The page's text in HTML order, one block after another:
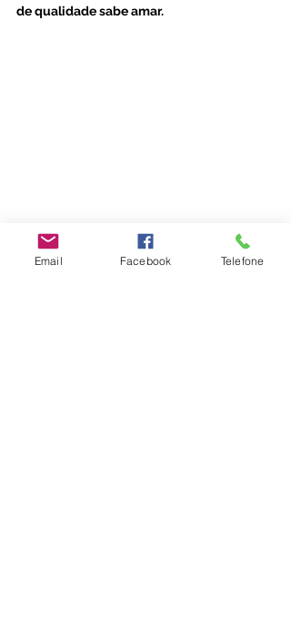
de qualidade sabe amar.
Email Facebook Telefone